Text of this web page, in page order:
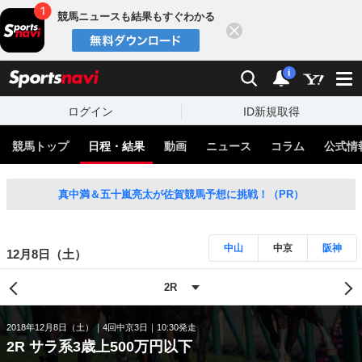
競馬ニュースも結果もすぐわかる
検索 通知
i
ログイン ID新規取得
競馬トップ 日程・結果 動画 ニュース コラム 公式情
真中満＆五十嵐亮太が佐賀競馬予想に挑戦！（PR）
12月8日（土） 中山 中京 阪神
2018年12月8日（土） 4回中京3日 10:30発走
2R サラ系3歳上500万円以下